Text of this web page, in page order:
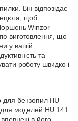
Він відповідає
щоб
Winzor
виготовлення, що
у вашій
та
роботу швидко і
для бензопил HU
для моделей HU 141
в його